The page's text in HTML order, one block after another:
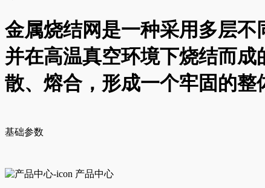
金属烧结网是一种采用多层不
并在高温真空环境下烧结而
散、熔合，形成一个牢固的整
基础参数
产品中心